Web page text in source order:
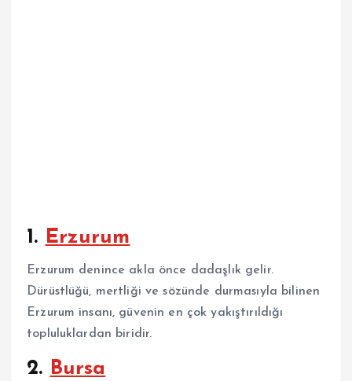
1. Erzurum
Erzurum denince akla önce dadaşlık gelir.
Dürüstlüğü, mertliği ve sözünde durmasıyla bilinen
Erzurum insanı, güvenin en çok yakıştırıldığı
topluluklardan biridir.
2. Bursa